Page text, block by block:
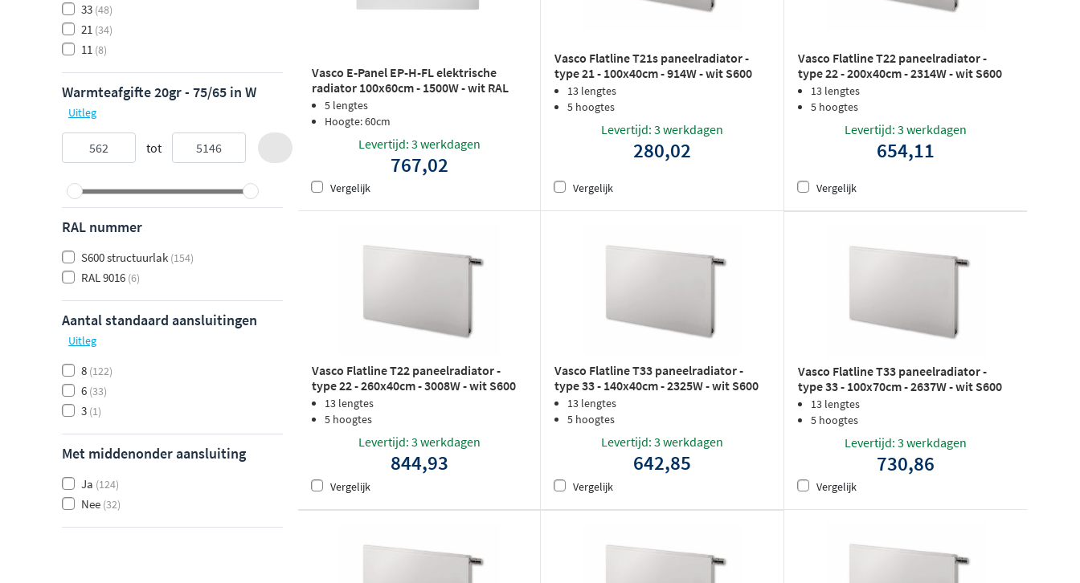
33 (48)
21 (34)
11 (8)
Warmteafgifte 20gr - 75/65 in W
Uitleg
tot
RAL nummer
S600 structuurlak (154)
RAL 9016 (6)
Aantal standaard aansluitingen
Uitleg
8 (122)
6 (33)
3 (1)
Met middenonder aansluiting
Ja (124)
Nee (32)
Vasco E-Panel EP-H-FL elektrische
radiator 100x60cm - 1500W - wit RAL
90165 lengtes
Hoogte: 60cm
Levertijd: 3 werkdagen
767,02
Vergelijk
Vasco Flatline T21s paneelradiator -
type 21 - 100x40cm - 914W - wit S600
structuurlak
13 lengtes
5 hoogtes
Levertijd: 3 werkdagen
280,02
Vergelijk
Vasco Flatline T22 paneelradiator -
type 22 - 200x40cm - 2314W - wit S600
structuurlak
13 lengtes
5 hoogtes
Levertijd: 3 werkdagen
654,11
Vergelijk
Vasco Flatline T22 paneelradiator -
type 22 - 260x40cm - 3008W - wit S600
structuurlak
13 lengtes
5 hoogtes
Levertijd: 3 werkdagen
844,93
Vergelijk
Vasco Flatline T33 paneelradiator -
type 33 - 140x40cm - 2325W - wit S600
structuurlak
13 lengtes
5 hoogtes
Levertijd: 3 werkdagen
642,85
Vergelijk
Vasco Flatline T33 paneelradiator -
type 33 - 100x70cm - 2637W - wit S600
structuurlak
13 lengtes
5 hoogtes
Levertijd: 3 werkdagen
730,86
Vergelijk